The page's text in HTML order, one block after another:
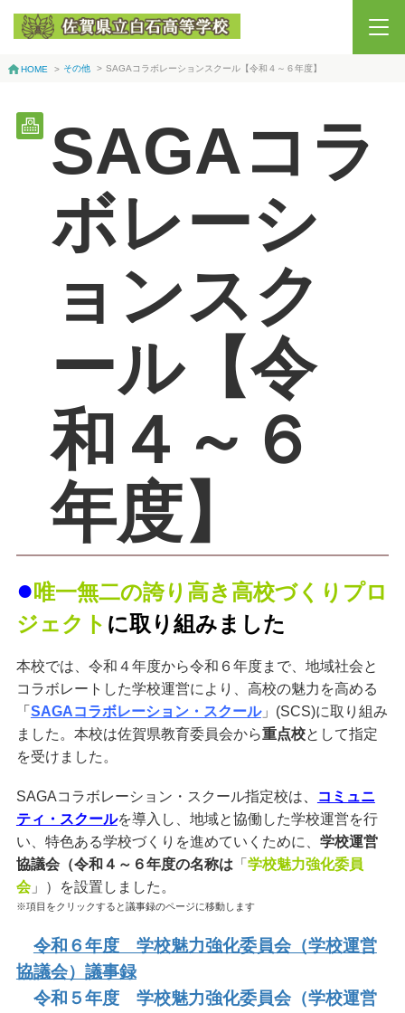
HOME > その他 > SAGAコラボレーションスクール【令和４～６年度】
SAGAコラ
ボレーシ
ョンスク
ール【令
和４～６
年度】
●唯一無二の誇り高き高校づくりプロ
ジェクト に取り組みました
本校では、令和４年度から令和６年度まで、地域社会と
コラボレートした学校運営により、高校の魅力を高める
「 SAGAコラボレーション・スクール」(SCS)に取り組み
ました。本校は佐賀県教育委員会から重点校として指定
を受けました。
SAGAコラボレーション・スクール指定校は
コミュニ
ティ・スクールを導入し、地域と協働した学校運営を行
い、特色ある学校づくりを進めていくために、 学校運営
協議会（令和４～６年度の名称は 「 学校魅力強化委員
会」）を設置しました。
※項目をクリックすると議事録のページに移動します
令和６年度 学校魅力強化委員会（学校運営
協議会）議事録
令和５年度 学校魅力強化委員会（学校運営